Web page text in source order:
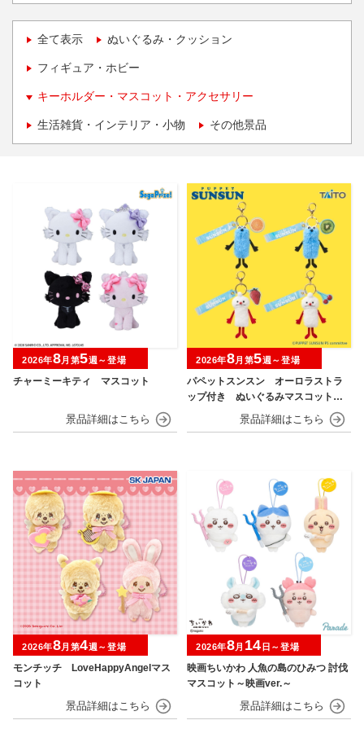
全て表示 ぬいぐるみ・クッション
フィギュア・ホビー
キーホルダー・マスコット・アクセサリー
生活雑貨・インテリア・小物 その他景品
チャーミーキティ マスコット
2026年8月第5週～登場
パペットスンスン オーロラストラ
ップ付き ぬいぐるみマスコット
フルーツver.
2026年8月第5週～登場
モンチッチ LoveHappyAngelマス
コット
2026年8月第4週～登場
映画ちいかわ 人魚の島のひみつ 討伐
マスコット～映画ver.～
2026年8月 14 日～登場